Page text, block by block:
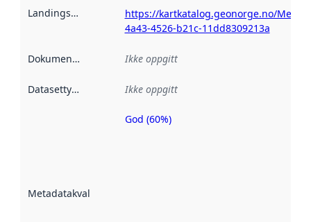
Landingsside
https://kartkatalog.geonorge.no/
4a43-4526-b21c-11dd8309213a
Dokumentasjon Ikke oppgitt
Datasettype Ikke oppgitt
Metadatakvalitet
Metadatakvalitet
God (60%)